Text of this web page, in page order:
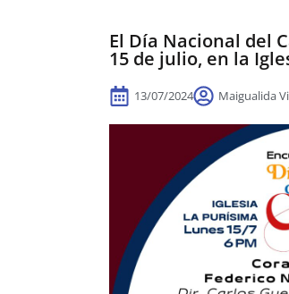
El Día Nacional del
15 de julio, en la
13/07/2024 Maigualida